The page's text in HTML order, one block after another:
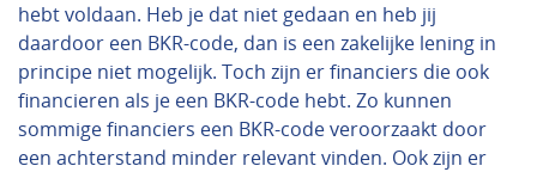
hebt voldaan. Heb je dat niet gedaan en heb jij
daardoor een BKR-code, dan is een zakelijke lening in
principe niet mogelijk. Toch zijn er financiers die ook
financieren als je een BKR-code hebt. Zo kunnen
sommige financiers een BKR-code veroorzaakt door
een achterstand minder relevant vinden. Ook zijn er